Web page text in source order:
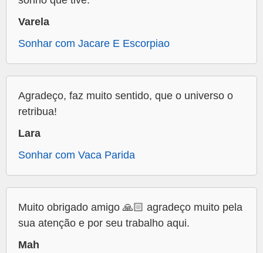
Varela
Sonhar com Jacare E Escorpiao
Agradeço, faz muito sentido, que o universo o
retribua!
Lara
Sonhar com Vaca Parida
Muito obrigado amigo 🙏🏻 agradeço muito pela
sua atenção e por seu trabalho aqui.
Mah